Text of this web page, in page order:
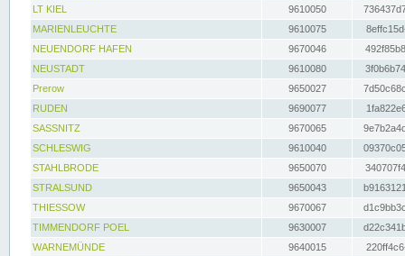
LT KIEL
9610050
MARIENLEUCHTE
9610075
NEUENDORF HAFEN
9670046
NEUSTADT
9610080
Prerow
9650027
RUDEN
9690077
SASSNITZ
9670065
SCHLESWIG
9610040
STAHLBRODE
9650070
STRALSUND
9650043
THIESSOW
9670067
TIMMENDORF POEL
9630007
WARNEMÜNDE
9640015